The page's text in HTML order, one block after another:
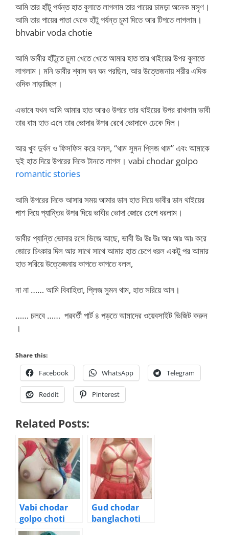
আমি তার হাঁটু পর্যন্ত হাত বুলাতে লাগলাম তার পায়ের চামড়া অনেক মসৃণ।
আমি তার পায়ের পাতা থেকে হাঁটু পর্যন্ত চুমা দিতে আর টিপতে লাগলাম।
bhvabir voda chotie
আমি ভাবীর হাঁটুতে চুমা খেতে খেতে আমার হাত তার থাইয়ের উপর বুলাতে
লাগলাম। মনি ভাবীর শ্বাস ঘন ঘন পরছিল, আর উত্তেজনায় শরীর এদিক
ওদিক নাড়াচ্ছিল।
এভাবে যখন আমি আমার হাত আরও উপরে তার থাইয়ের উপর রাখলাম ভাবী
তার বাম হাত এনে তার ভোদার উপর রেখে ভোদাকে ঢেকে দিল।
আর খুব দুর্বল ও ফিসফিস করে বলল, “থাম সুমন প্লিজ থাম” এবং আমাকে
দুই হাত দিয়ে উপরের দিকে টানতে লাগল। vabi chodar golpo
romantic stories
আমি উপরের দিকে আসার সময় আমার ডান হাত দিয়ে ভাবীর ডান থাইয়ের
পাশ দিয়ে প্যান্তির উপর দিয়ে ভাবীর ভোদা জোরে চেপে ধরলাম।
ভাবীর প্যান্তি ভোদার রসে ভিজে আছে, ভাবী উঃ উঃ উঃ আঃ আঃ আঃ করে
জোরে চিৎকার দিল আর সাথে সাথে আমার হাত চেপে ধরল একটু পর আমার
হাত সরিয়ে উত্তেজনায় কাপতে কাপতে বলল,
না না …… আমি বিবাহিতা, প্লিজ সুমন থাম, হাত সরিয়ে আন।
…… চলবে …… পরবর্তী পার্ট ৪ পড়তে আমাদের ওয়েবসাইট ভিজিট করুন
।
Share this:
Facebook WhatsApp Telegram
Reddit Pinterest
Related Posts:
Vabi chodar
golpo choti
ভাবীকে উপুড় করে গুদ
Gud chodar
banglachoti